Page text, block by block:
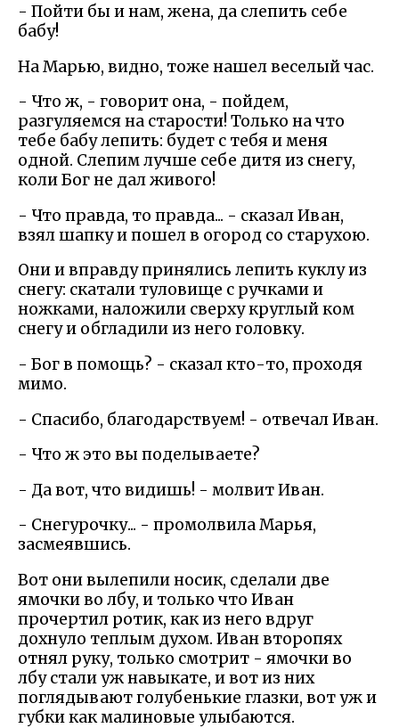
- Пойти бы и нам, жена, да слепить себе
бабу!
На Марью, видно, тоже нашел веселый час.
- Что ж, - говорит она, - пойдем,
разгуляемся на старости! Только на что
тебе бабу лепить: будет с тебя и меня
одной. Слепим лучше себе дитя из снегу,
коли Бог не дал живого!
- Что правда, то правда... - сказал Иван,
взял шапку и пошел в огород со старухою.
Они и вправду принялись лепить куклу из
снегу: скатали туловище с ручками и
ножками, наложили сверху круглый ком
снегу и обгладили из него головку.
- Бог в помощь? - сказал кто-то, проходя
мимо.
- Спасибо, благодарствуем! - отвечал Иван.
- Что ж это вы поделываете?
- Да вот, что видишь! - молвит Иван.
- Снегурочку... - промолвила Марья,
засмеявшись.
Вот они вылепили носик, сделали две
ямочки во лбу, и только что Иван
прочертил ротик, как из него вдруг
дохнуло теплым духом. Иван второпях
отнял руку, только смотрит - ямочки во
лбу стали уж навыкате, и вот из них
поглядывают голубенькие глазки, вот уж и
губки как малиновые улыбаются.